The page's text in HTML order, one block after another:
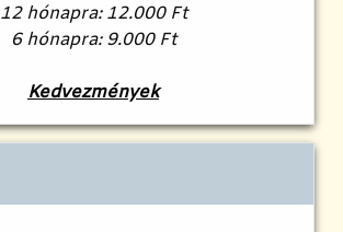
12 hónapra: 12.000 Ft
6 hónapra: 9.000 Ft
Kedvezmények